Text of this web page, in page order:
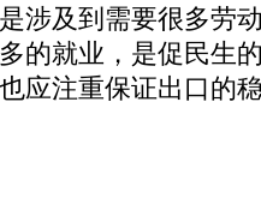
涉及到需要很多劳
的就业，是促民生
应注重保证出口的